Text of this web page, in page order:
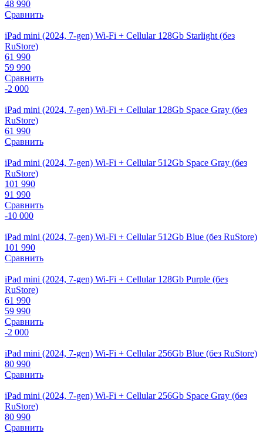
48 990
Сравнить
iPad mini (2024, 7-gen) Wi-Fi + Cellular 128Gb Starlight (без
RuStore)
61 990
59 990
Сравнить
-2 000
iPad mini (2024, 7-gen) Wi-Fi + Cellular 128Gb Space Gray (без
RuStore)
61 990
Сравнить
iPad mini (2024, 7-gen) Wi-Fi + Cellular 512Gb Space Gray (без
RuStore)
101 990
91 990
Сравнить
-10 000
iPad mini (2024, 7-gen) Wi-Fi + Cellular 512Gb Blue (без RuStore)
101 990
Сравнить
iPad mini (2024, 7-gen) Wi-Fi + Cellular 128Gb Purple (без
RuStore)
61 990
59 990
Сравнить
-2 000
iPad mini (2024, 7-gen) Wi-Fi + Cellular 256Gb Blue (без RuStore)
80 990
Сравнить
iPad mini (2024, 7-gen) Wi-Fi + Cellular 256Gb Space Gray (без
RuStore)
80 990
Сравнить